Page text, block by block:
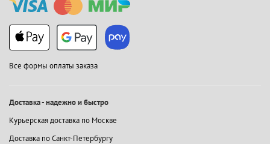
Все формы оплаты заказа
Доставка - надежно и быстро
Курьерская доставка по Москве
Доставка по Санкт-Петербургу